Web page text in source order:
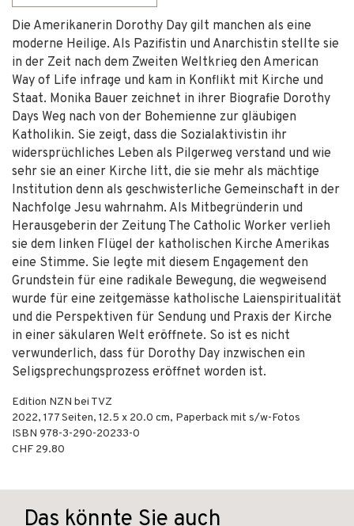
Die Amerikanerin Dorothy Day gilt manchen als eine
moderne Heilige. Als Pazifistin und Anarchistin stellte sie
in der Zeit nach dem Zweiten Weltkrieg den American
Way of Life infrage und kam in Konflikt mit Kirche und
Staat. Monika Bauer zeichnet in ihrer Biografie Dorothy
Days Weg nach von der Bohemienne zur gläubigen
Katholikin. Sie zeigt, dass die Sozialaktivistin ihr
widersprüchliches Leben als Pilgerweg verstand und wie
sehr sie an einer Kirche litt, die sie mehr als mächtige
Institution denn als geschwisterliche Gemeinschaft in der
Nachfolge Jesu wahrnahm. Als Mitbegründerin und
Herausgeberin der Zeitung The Catholic Worker verlieh
sie dem linken Flügel der katholischen Kirche Amerikas
eine Stimme. Sie legte mit diesem Engagement den
Grundstein für eine radikale Bewegung, die wegweisend
wurde für eine zeitgemässe katholische Laienspiritualität
und die Perspektiven für Sendung und Praxis der Kirche
in einer säkularen Welt eröffnete. So ist es nicht
verwunderlich, dass für Dorothy Day inzwischen ein
Seligsprechungsprozess eröffnet worden ist.
Edition NZN bei TVZ
2022, 177Seiten, 12.5 x 20.0 cm, Paperback mit s/w-Fotos
ISBN 978-3-290-20233-0
CHF 29.80
Das könnte Sie auch